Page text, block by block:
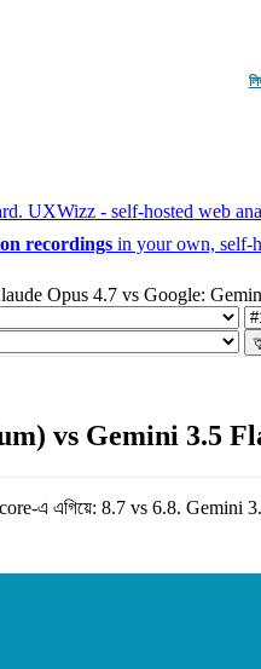
UXWizz - self-hosted web
recordings in your own, self-
Opus 4.7 vs Google:
vs Gemini 3.5
এ এগিয়ে: 8.7 vs 6.8. Gemini